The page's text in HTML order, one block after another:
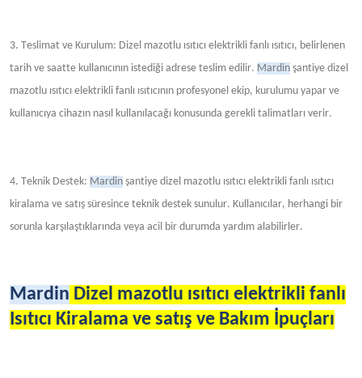
3. Teslimat ve Kurulum: Dizel mazotlu ısıtıcı elektrikli fanlı ısıtıcı, belirlenen
tarih ve saatte kullanıcının istediği adrese teslim edilir. Mardin şantiye dizel
mazotlu ısıtıcı elektrikli fanlı ısıtıcının profesyonel ekip, kurulumu yapar ve
kullanıcıya cihazın nasıl kullanılacağı konusunda gerekli talimatları verir.
4. Teknik Destek: Mardin şantiye dizel mazotlu ısıtıcı elektrikli fanlı ısıtıcı
kiralama ve satış süresince teknik destek sunulur. Kullanıcılar, herhangi bir
sorunla karşılaştıklarında veya acil bir durumda yardım alabilirler.
Mardin Dizel mazotlu ısıtıcı elektrikli fanlı
Isıtıcı Kiralama ve satış ve Bakım İpuçları